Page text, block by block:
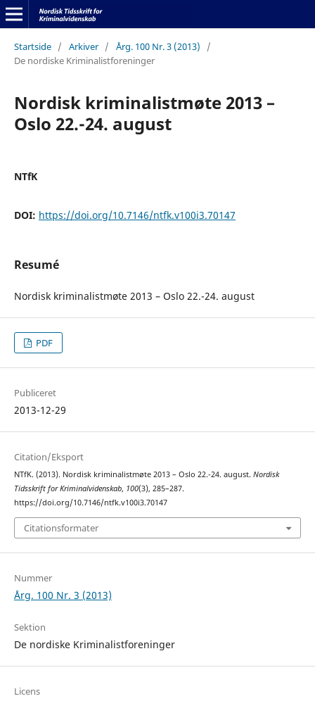
Startside / Arkiver / Årg. 100 Nr. 3 (2013)
/
De nordiske Kriminalistforeninger
Nordisk kriminalistmøte 2013 –
Oslo 22.-24. august
NTfK
DOI: https://doi.org/10.7146/ntfk.v100i3.70147
Resumé
Nordisk kriminalistmøte 2013 – Oslo 22.-24. august
PDF
Publiceret
2013-12-29
Citation/Eksport
NTfK. (2013). Nordisk kriminalistmøte 2013 – Oslo 22.-24. august. Nordisk
Tidsskrift for Kriminalvidenskab, 100(3), 285–287.
https://doi.org/10.7146/ntfk.v100i3.70147
Citationsformater
Nummer
Årg. 100 Nr. 3 (2013)
Sektion
De nordiske Kriminalistforeninger
Licens